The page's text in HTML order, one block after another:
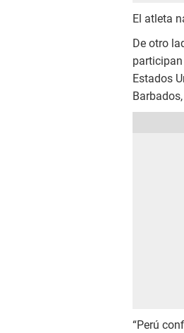
El atleta
De otro
Estados
“Perú